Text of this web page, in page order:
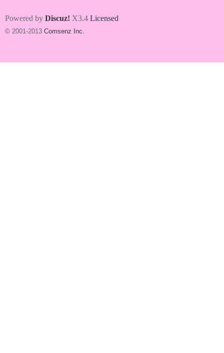
Powered by Discuz! X3.4 Licensed
© 2001-2013 Comsenz Inc.